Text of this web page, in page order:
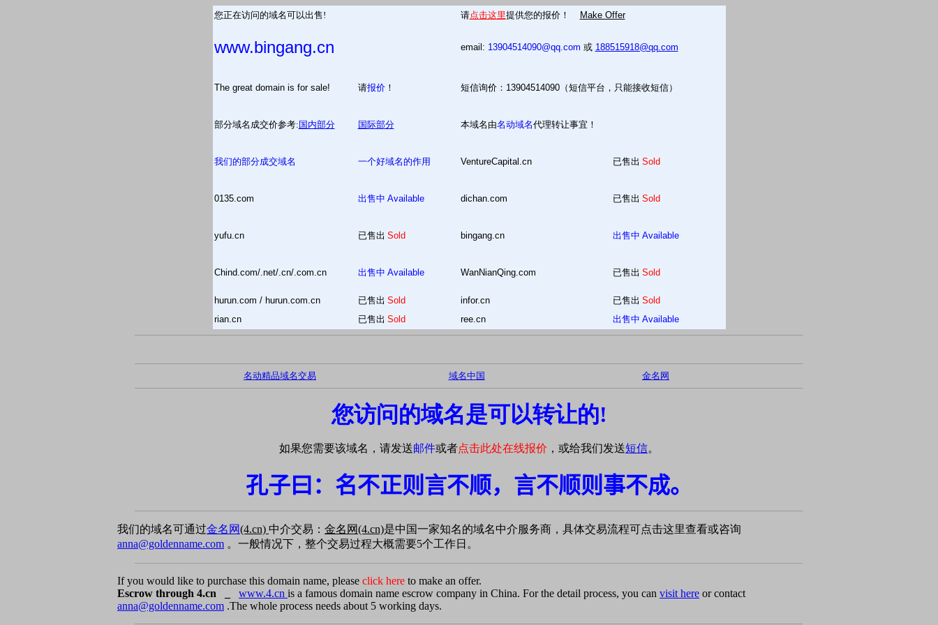
您正在访问的域名可以出售! 请点击这里提供您的报价！ Make Offer
www.bingang.cn email: 13904514090@qq.com 或 188515918@qq.com
The great domain is for sale! 请报价！ 短信询价：13904514090（短信平台，只能接收短信）
部分域名成交价参考: 国内部分 国际部分 本域名由名动域名代理转让事宜！
我们的部分成交域名 一个好域名的作用 VentureCapital.cn 已售出 Sold
0135.com 出售中 Available dichan.com 已售出 Sold
yufu.cn 已售出 Sold bingang.cn 出售中 Available
Chind.com/.net/.cn/.com.cn 出售中 Available WanNianQing.com 已售出 Sold
hurun.com / hurun.com.cn 已售出 Sold infor.cn 已售出 Sold
rian.cn
已售出 Sold ree.cn 出售中 Available
名动精品域名交易 域名中国 金名网
您访问的域名是可以转让的!
如果您需要该域名，请发送邮件或者点击此处在线报价 ，或给我们发送短信。
孔子曰：名不正则言不顺，言不顺则事不成。
我们的域名可通过金名网(4.cn) 中介交易： 金名网(4.cn)是中国一家知名的域名中介服务商，具体交易流程可点击这里查看或咨询
anna@goldenname.com 。一般情况下，整个交易过程大概需要5个工作日。
If you would like to purchase this domain name, please click here to make an offer.
Escrow through 4.cn _ www.4.cn is a famous domain name escrow company in China. For the detail process, you can visit here or contact
anna@goldenname.com .The whole process needs about 5 working days.